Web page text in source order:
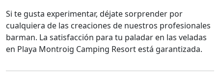
Si te gusta experimentar, déjate sorprender por
cualquiera de las creaciones de nuestros profesionales
barman. La satisfacción para tu paladar en las veladas
en Playa Montroig Camping Resort está garantizada.